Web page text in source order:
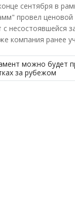
сентября в
провел
с
компания ранее
можно будет
за рубежом